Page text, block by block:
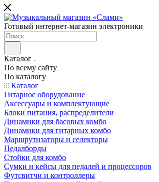
Готовый интернет-магазин электроники
Каталог
По всему сайту
По каталогу
Каталог
Гитарное оборудование
Аксессуары и комплектующие
Блоки питания, распределители
Динамики для басовых комбо
Динамики для гитарных комбо
Маршрутизаторы и селекторы
Педалборды
Стойки для комбо
Сумки и кейсы для педалей и процессоров
Футсвитчи и контроллеры